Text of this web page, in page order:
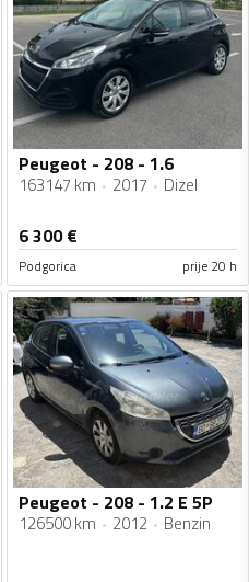
Peugeot - 208 - 1.6
163147 km 2017 Dizel
6 300€
Podgorica prije 20 h
Peugeot - 208 - 1.2 E 5P
126500 km 2012 Benzin